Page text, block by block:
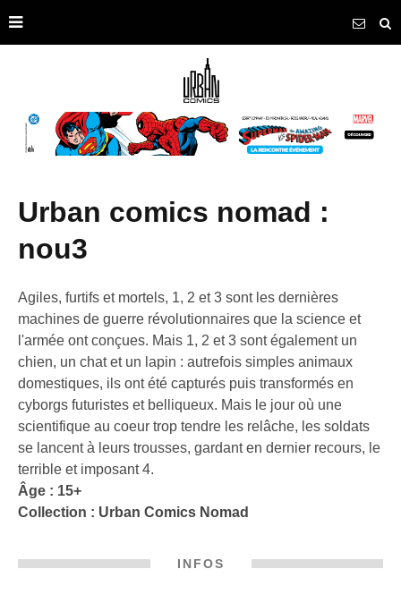
urban comics nomad :
nou3
Agiles, furtifs et mortels, 1, 2 et 3 sont les dernières
machines de guerre révolutionnaires que la science et
l'armée ont conçues. Mais 1, 2 et 3 sont également un
chien, un chat et un lapin : autrefois simples animaux
domestiques, ils ont été capturés puis transformés en
cyborgs futuristes et belliqueux. Mais le jour où une
scientifique au coeur trop tendre les relâche, les soldats
se lancent à leurs trousses, gardant en dernier recours, le
terrible et imposant 4.
Âge : 15+
Collection : Urban Comics Nomad
INFOS